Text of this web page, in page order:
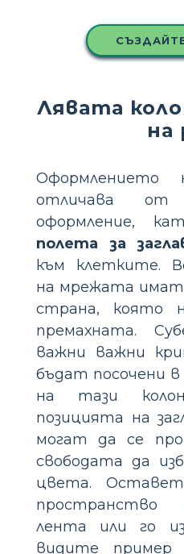
Лявата
на
отличава от
оформление,
полета за
към клетките.
на мрежата имат
страна, която
премахната.
важни важни
бъдат посочени
на тази
позицията на
могат да се
свободата да
цвета.
пространство
лента или го
видите пример